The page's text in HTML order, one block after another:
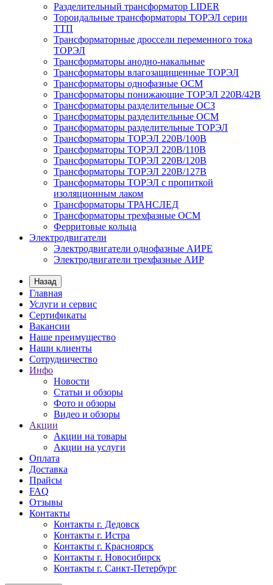
Разделительный трансформатор LIDER
Тороидальные трансформаторы ТОРЭЛ серии
ТТП
Трансформаторные дроссели переменного тока
ТОРЭЛ
Трансформаторы анодно-накальные
Трансформаторы влагозащищенные ТОРЭЛ
Трансформаторы однофазные ОСМ
Трансформаторы понижающие ТОРЭЛ 220В/42В
Трансформаторы разделительные ОСЗ
Трансформаторы разделительные ОСМ
Трансформаторы разделительные ТОРЭЛ
Трансформаторы ТОРЭЛ 220В/100В
Трансформаторы ТОРЭЛ 220В/110В
Трансформаторы ТОРЭЛ 220В/120В
Трансформаторы ТОРЭЛ 220В/127В
Трансформаторы ТОРЭЛ с пропиткой
изоляционным лаком
Трансформаторы ТРАНСЛЕД
Трансформаторы трехфазные ОСМ
Ферритовые кольца
Электродвигатели
Электродвигатели однофазные АИРЕ
Электродвигатели трехфазные АИР
Назад
Главная
Услуги и сервис
Сертификаты
Вакансии
Наше преимущество
Наши клиенты
Сотрудничество
Инфо
Новости
Статьи и обзоры
Фото и обзоры
Видео и обзоры
Акции
Акции на товары
Акции на услуги
Оплата
Доставка
Прайсы
FAQ
Отзывы
Контакты
Контакты г. Дедовск
Контакты г. Истра
Контакты г. Красноярск
Контакты г. Новосибирск
Контакты г. Санкт-Петербург